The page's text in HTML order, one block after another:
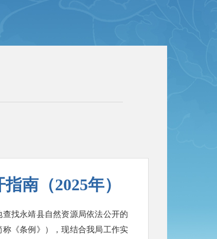
南（2025年）
找永靖县自然资源局依法公开的
《条例》），现结合我局工作实